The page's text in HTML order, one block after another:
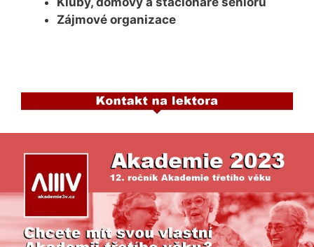
Zájmové organizace